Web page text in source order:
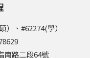
）、#62274(學）
南路二段64號